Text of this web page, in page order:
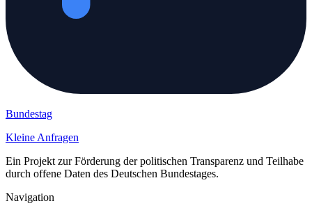
Bundestag
Kleine Anfragen
Ein Projekt zur Förderung der politischen Transparenz und Teilhabe
durch offene Daten des Deutschen Bundestages.
Navigation